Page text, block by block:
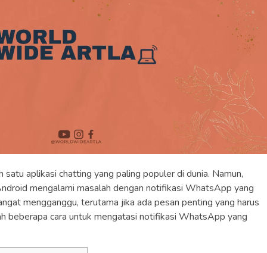
aplikasi chatting yang paling populer di dunia. Namun,
mengalami masalah dengan notifikasi WhatsApp yang
mengganggu, terutama jika ada pesan penting yang harus
beberapa cara untuk mengatasi notifikasi WhatsApp yang